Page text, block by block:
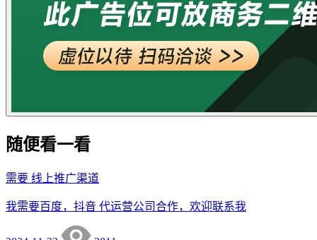
随便看一看
需要 线上推广渠道
我需要百度，抖音 代运营公司合作，欢迎联系我